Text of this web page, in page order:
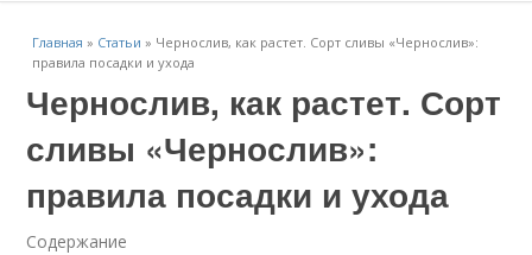
Главная » Статьи » Чернослив, как растет. Сорт сливы «Чернослив»:
правила посадки и ухода
Чернослив, как растет. Сорт
сливы «Чернослив»:
правила посадки и ухода
Содержание